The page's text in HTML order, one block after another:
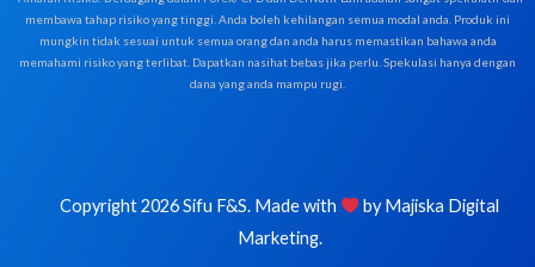
membawa tahap risiko yang tinggi. Anda boleh kehilangan semua modal anda. Produk ini
mungkin tidak sesuai untuk semua orang dan anda harus memastikan bahawa anda
memahami risiko yang terlibat. Dapatkan nasihat bebas jika perlu. Spekulasi hanya dengan
dana yang anda mampu rugi.
Copyright 2026 Sifu F&S. Made with byMajiska Digital
Marketing.